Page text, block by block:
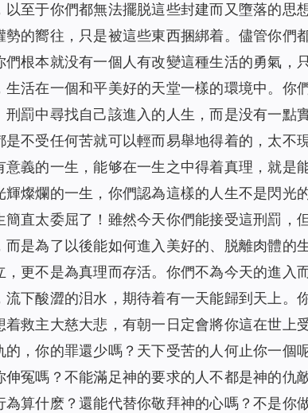
至于你們都無法擺脱這些封建而又墮落的思
勢的嚮往，只是被這些東西捆綁着。儘管你們
們根本就没有一個人有改變這種生活的勇氣，
生活在一個和平美好的天堂一樣的環境中。你
罰中尋找自己該進入的人生，而是没有一點
是不受任何苦就可以輕而易舉地得着的，太不
意義的一生，能够在一生之中得着真理，就是
輝燦爛的一生，你們認為這樣的人生不是閃光
簡直太委屈了！雖然今天你們能接受這刑罰，
而是為了以後能如何進入美好的、脱離肉體的
，更不是為真理而存活。你們不為今天的進入
流下酸澀的泪水，期待着有一天能歸到天上。
着救主大慈大悲，有朝一日定會將你這在世上
的，你的罪還少嗎？天下受苦的人何止你一個
伸冤嗎？不能滿足神的要求的人不都是神的仇
為算什麽？還能代替你敬拜神的心嗎？不是你